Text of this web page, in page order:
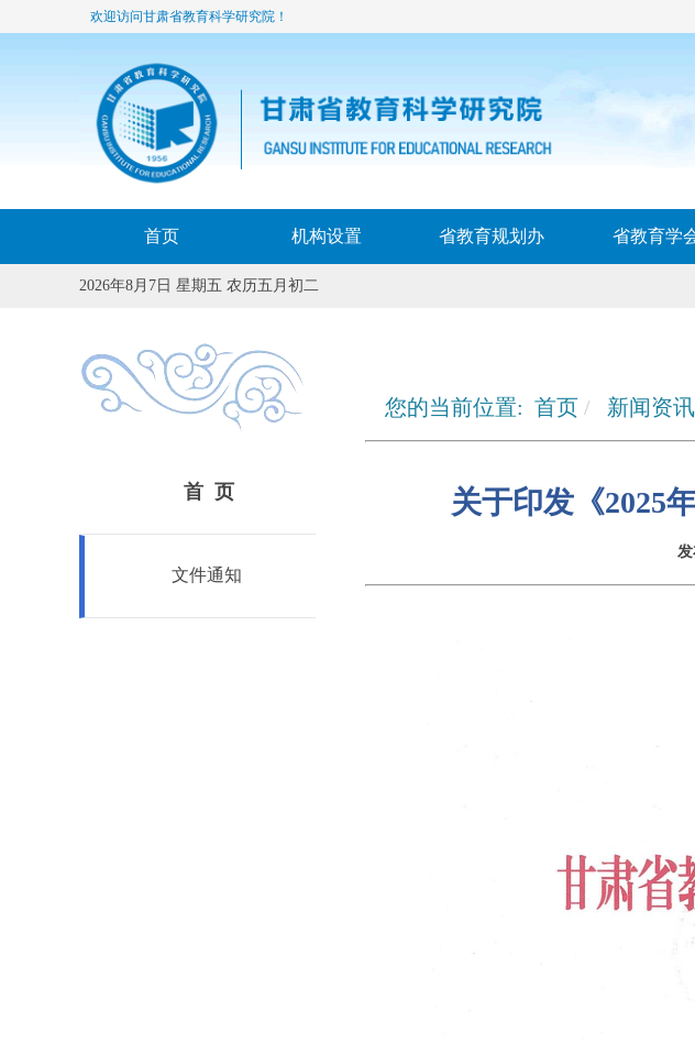
欢迎访问甘肃省教育科学研究院！
首页 机构设置 省教育规划办 省教育学
2026年8月7日 星期五 农历五月初二
首 页
文件通知
您的当前位置: 首页 新闻资讯
关于印发《2025
发